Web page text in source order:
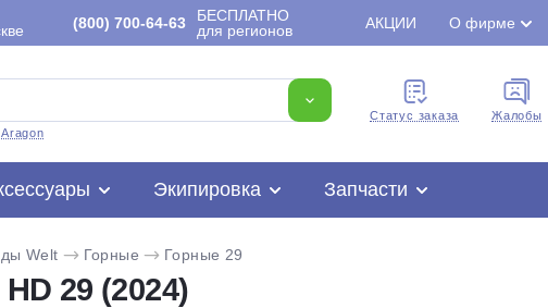
(800) 700-64-63
БЕСПЛАТНО
для регионов
АКЦИИ О фирме
Cтатус заказа Жалобы
Экипировка Запчасти
Welt Горные Горные 29
29 (2024)